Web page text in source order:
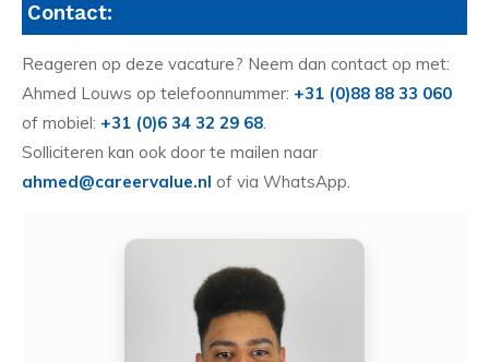
Contact:
Reageren op deze vacature? Neem dan contact op met:
Ahmed Louws op telefoonnummer: +31 (0)88 88 33 060
of mobiel: +31 (0)6 34 32 29 68.
Solliciteren kan ook door te mailen naar
ahmed@careervalue.nl of via WhatsApp.